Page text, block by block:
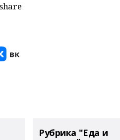
Рубрика "Еда и